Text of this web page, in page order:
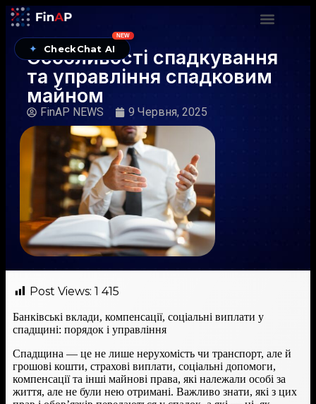
✦ CheckChat AI
NEW
Особливості спадкування
та управління спадковим
майном
FinAP NEWS 9 Червня, 2025
Post Views: 1 415
Банківські вклади, компенсації, соціальні виплати у
спадщині: порядок і управління
Спадщина — це не лише нерухомість чи транспорт, але й
грошові кошти, страхові виплати, соціальні допомоги,
компенсації та інші майнові права, які належали особі за
життя, але не були нею отримані. Важливо знати, які з цих